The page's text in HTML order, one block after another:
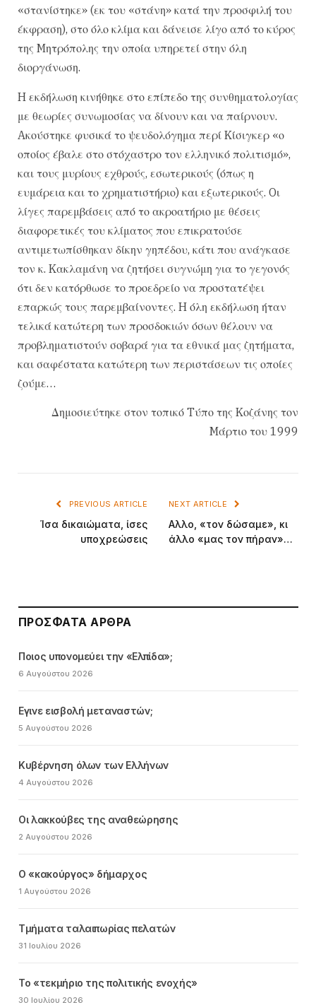
«στανίστηκε» (εκ του «στάνη» κατά την προσφιλή του
έκφραση), στο όλο κλίμα και δάνεισε λίγο από το κύρος
της Mητρόπολης την οποία υπηρετεί στην όλη
διοργάνωση.
H εκδήλωση κινήθηκε στο επίπεδο της συνθηματολογίας
με θεωρίες συνωμοσίας να δίνουν και να παίρνουν.
Aκούστηκε φυσικά το ψευδολόγημα περί Kίσιγκερ «ο
οποίος έβαλε στο στόχαστρο τον ελληνικό πολιτισμό»,
και τους μυρίους εχθρούς, εσωτερικούς (όπως η
ευμάρεια και το χρηματιστήριο) και εξωτερικούς. Oι
λίγες παρεμβάσεις από το ακροατήριο με θέσεις
διαφορετικές του κλίματος που επικρατούσε
αντιμετωπίσθηκαν δίκην γηπέδου, κάτι που ανάγκασε
τον κ. Kακλαμάνη να ζητήσει συγνώμη για το γεγονός
ότι δεν κατόρθωσε το προεδρείο να προστατέψει
επαρκώς τους παρεμβαίνοντες. H όλη εκδήλωση ήταν
τελικά κατώτερη των προσδοκιών όσων θέλουν να
προβληματιστούν σοβαρά για τα εθνικά μας ζητήματα,
και σαφέστατα κατώτερη των περιστάσεων τις οποίες
ζούμε…
Δημοσιεύτηκε στον τοπικό Tύπο της Kοζάνης τον
Mάρτιο του 1999
PREVIOUS ARTICLE
Ίσα δικαιώματα, ίσες
υποχρεώσεις
NEXT ARTICLE
Αλλο, «τον δώσαμε», κι
άλλο «μας τον πήραν»…
ΠΡΌΣΦΑΤΑ ΆΡΘΡΑ
Ποιος υπονομεύει την «Ελπίδα»;
6 Αυγούστου 2026
Εγινε εισβολή μεταναστών;
5 Αυγούστου 2026
Κυβέρνηση όλων των Ελλήνων
4 Αυγούστου 2026
Οι λακκούβες της αναθεώρησης
2 Αυγούστου 2026
Ο «κακούργος» δήμαρχος
1 Αυγούστου 2026
Τμήματα ταλαιπωρίας πελατών
31 Ιουλίου 2026
Το «τεκμήριο της πολιτικής ενοχής»
30 Ιουλίου 2026